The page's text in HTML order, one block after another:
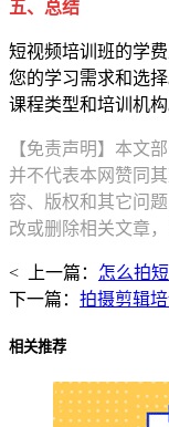
五、总结
短视频培训班的学
您的学习需求和选
课程类型和培训机构
【免责声明】本文
并不代表本网赞同
容、版权和其它问
改或删除相关文章
< 上一篇： 怎么拍
下一篇： 拍摄剪辑
相关推荐